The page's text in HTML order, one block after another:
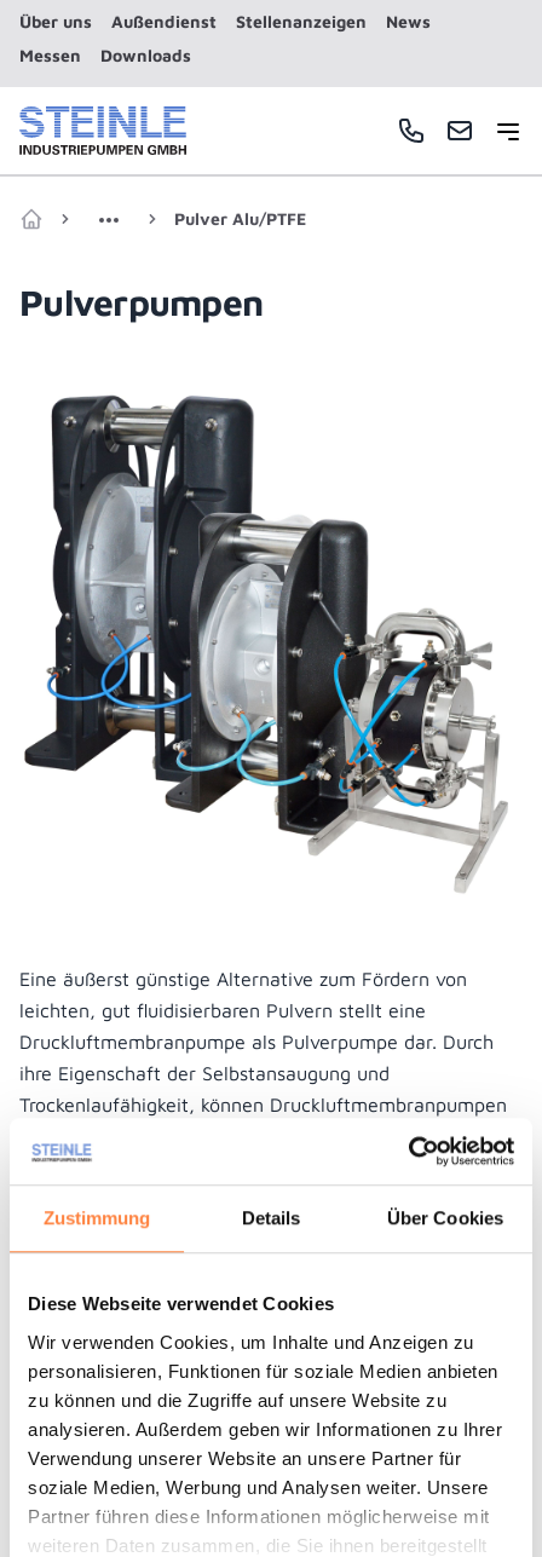
Zustimmung Details Über Cookies
Diese Webseite verwendet Cookies
Wir verwenden Cookies, um Inhalte und Anzeigen zu
personalisieren, Funktionen für soziale Medien anbieten
zu können und die Zugriffe auf unsere Website zu
analysieren. Außerdem geben wir Informationen zu Ihrer
Verwendung unserer Website an unsere Partner für
soziale Medien, Werbung und Analysen weiter. Unsere
Partner führen diese Informationen möglicherweise mit
weiteren Daten zusammen, die Sie ihnen bereitgestellt
Über uns Außendienst Stellenanzeigen
News
Messen
Downloads
Telefonnummer
E-Mail
Zur Startseite Pulver Alu/PTFE
Pulverpumpen
Eine äußerst günstige Alternative zum Fördern von
leichten, gut fluidisierbaren Pulvern stellt eine
Druckluftmembranpumpe als Pulverpumpe dar. Durch
ihre Eigenschaft der Selbstansaugung und
Trockenlaufähigkeit, können Druckluftmembranpumpen
leichte Pulver ansaugen und mit einem Minimum an
Fluidisierungsluft auch über längere Strecken fördern.
Die Pulverpumpen sind in ATEX-Ausführung meist aus
Anbackungen von Pulvern zu vermeiden.
Unter den saugseitigen Ventilsitzen sind Anschlüsse für
eine Luftzufuhr vorhanden, die das Fluidisieren der
Pulver erleichtert. Auch polierte Edelstahl Pulverpumpen
für den Pharmabereich (z.B. für Kieselsäure zur
Tablettenherstellung) sind lieferbar. Da es sich aufgrund
von Datenblättern nicht genau vorhersagen lässt, ob ein
Pulver mit Membranpumpen gefördert werden kann,